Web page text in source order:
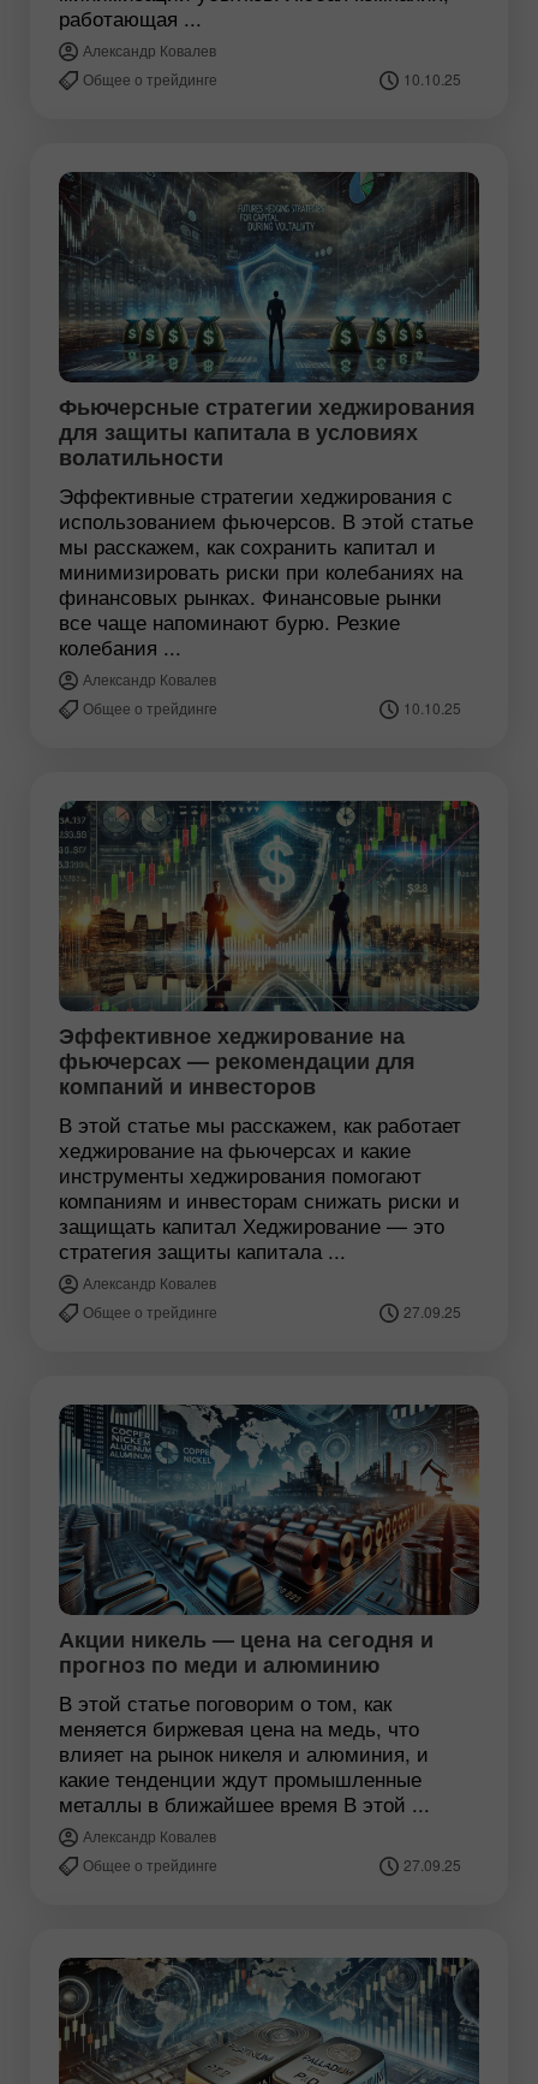
работающая ...
Александр Ковалев
Общее о трейдинге
10.10.25
Фьючерсные стратегии хеджирования
для защиты капитала в условиях
волатильности
Эффективные стратегии хеджирования с
использованием фьючерсов. В этой статье
мы расскажем, как сохранить капитал и
минимизировать риски при колебаниях на
финансовых рынках. Финансовые рынки
все чаще напоминают бурю. Резкие
колебания ...
Александр Ковалев
Общее о трейдинге
10.10.25
Эффективное хеджирование на
фьючерсах — рекомендации для
компаний и инвесторов
В этой статье мы расскажем, как работает
хеджирование на фьючерсах и какие
инструменты хеджирования помогают
компаниям и инвесторам снижать риски и
защищать капитал Хеджирование — это
стратегия защиты капитала ...
Александр Ковалев
Общее о трейдинге
27.09.25
Акции никель — цена на сегодня и
прогноз по меди и алюминию
В этой статье поговорим о том, как
меняется биржевая цена на медь, что
влияет на рынок никеля и алюминия, и
какие тенденции ждут промышленные
металлы в ближайшее время В этой ...
Александр Ковалев
Общее о трейдинге
27.09.25